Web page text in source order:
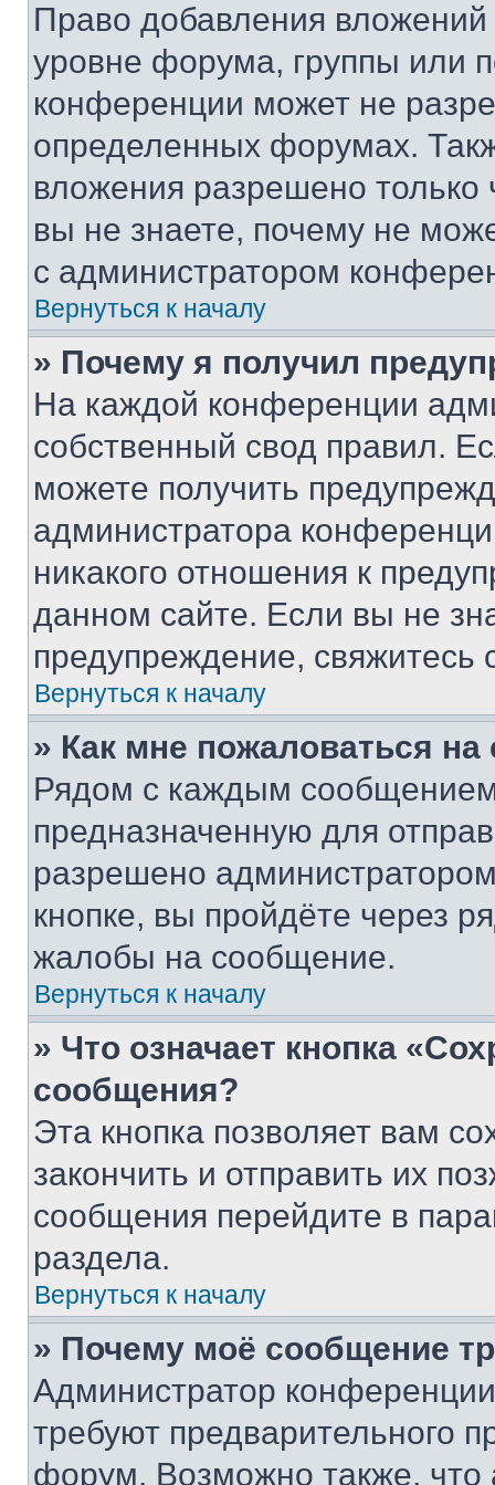
Право добавления
уровне форума, группы или
конференции может не
определенных форумах.
вложения разрешено
вы не знаете, почему не
с администратором
Вернуться к началу
» Почему я получил
На каждой конференции
собственный свод правил.
можете получить
администратора
никакого отношения к
данном сайте. Если вы не
предупреждение,
Вернуться к началу
» Как мне пожаловаться
Рядом с каждым сообщением
предназначенную для
разрешено
кнопке, вы пройдёте через
жалобы на сообщение.
Вернуться к началу
» Что означает кнопка
сообщения?
Эта кнопка позволяет вам
закончить и отправить их
сообщения перейдите в
раздела.
Вернуться к началу
» Почему моё сообщение
Администратор
требуют предварительного
форум. Возможно также, что